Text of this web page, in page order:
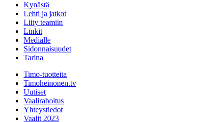
Kynästä
Lehti ja jatkot
Liity teamiin
Linkit
Medialle
Sidonnaisuudet
Tarina
Timo-tuotteita
Timoheinonen.tv
Uutiset
Vaalirahoitus
Yhteystiedot
Vaalit 2023